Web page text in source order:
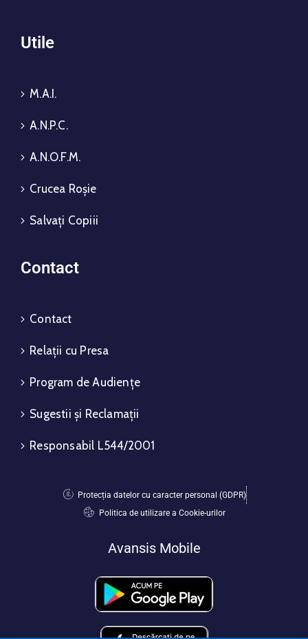
Utile
M.A.I.
A.N.P.C.
A.N.O.F.M.
Crucea Roșie
Salvați Copiii
Contact
Contact
Relații cu Presa
Program de Audiențe
Sugestii și Reclamații
Responsabil L544/2001
Protecția datelor cu caracter personal (GDPR)
Politica de utilizare a Cookie-urilor
Avansis Mobile